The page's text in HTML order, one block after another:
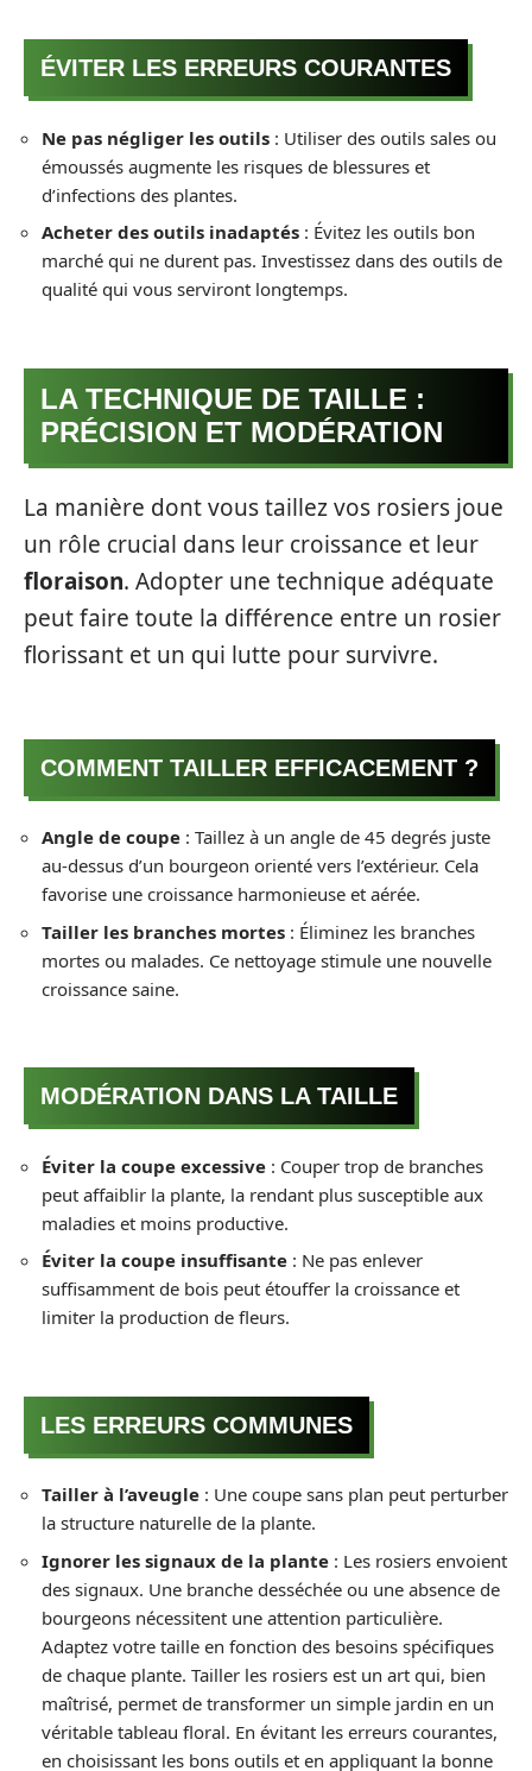
ÉVITER LES ERREURS COURANTES
Ne pas négliger les outils : Utiliser des outils sales ou
émoussés augmente les risques de blessures et
d’infections des plantes.
Acheter des outils inadaptés : Évitez les outils bon
marché qui ne durent pas. Investissez dans des outils de
qualité qui vous serviront longtemps.
LA TECHNIQUE DE TAILLE :
PRÉCISION ET MODÉRATION
La manière dont vous taillez vos rosiers joue
un rôle crucial dans leur croissance et leur
floraison. Adopter une technique adéquate
peut faire toute la différence entre un rosier
florissant et un qui lutte pour survivre.
COMMENT TAILLER EFFICACEMENT ?
Angle de coupe : Taillez à un angle de 45 degrés juste
au-dessus d’un bourgeon orienté vers l’extérieur. Cela
favorise une croissance harmonieuse et aérée.
Tailler les branches mortes : Éliminez les branches
mortes ou malades. Ce nettoyage stimule une nouvelle
croissance saine.
MODÉRATION DANS LA TAILLE
Éviter la coupe excessive : Couper trop de branches
peut affaiblir la plante, la rendant plus susceptible aux
maladies et moins productive.
Éviter la coupe insuffisante : Ne pas enlever
suffisamment de bois peut étouffer la croissance et
limiter la production de fleurs.
LES ERREURS COMMUNES
Tailler à l’aveugle : Une coupe sans plan peut perturber
la structure naturelle de la plante.
Ignorer les signaux de la plante : Les rosiers envoient
des signaux. Une branche desséchée ou une absence de
bourgeons nécessitent une attention particulière.
Adaptez votre taille en fonction des besoins spécifiques
de chaque plante. Tailler les rosiers est un art qui, bien
maîtrisé, permet de transformer un simple jardin en un
véritable tableau floral. En évitant les erreurs courantes,
en choisissant les bons outils et en appliquant la bonne